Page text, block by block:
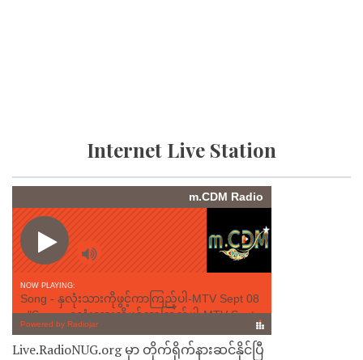
Internet Live Station
Live.RadioNUG.org မှာ တိုက်ရိုက်နားဆင်နိုင်ပြီ